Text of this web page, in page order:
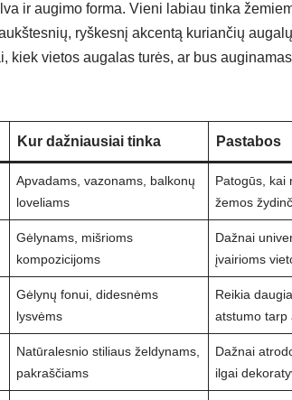
ir augimo forma. Vieni labiau tinka
ryškesnį akcentą kuriančių
kiek vietos augalas turės, ar bus
Kur dažniausiai tinka Pastabos
Apvadams, vazonams, balkonų
loveliams
Patogūs, kai
žemos
Gėlynams, mišrioms
kompozicijoms
Dažnai
įvairioms
Gėlynų fonui, didesnėms
lysvėms
Reikia
atstumo tarp
Natūralesnio stiliaus želdynams,
pakraščiams
Dažnai
ilgai